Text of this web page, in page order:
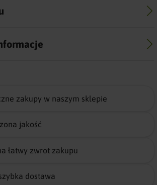
zakupy w naszym sklepie
jakość
łatwy zwrot zakupu
dostawa